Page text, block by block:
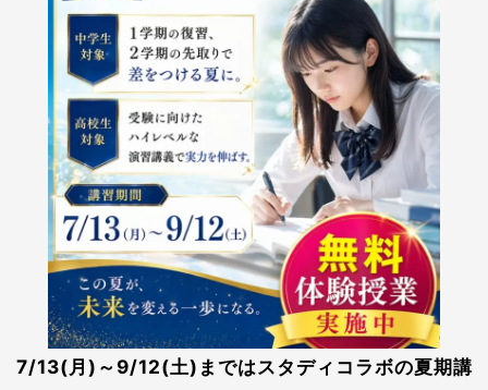
7/13(月)～9/12(土)まではスタディコラボの夏期講